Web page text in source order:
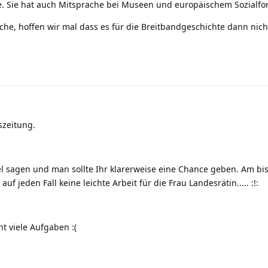
Sie hat auch Mitsprache bei Museen und europäischem
hoffen wir mal dass es für die Breitbandgeschichte dann
sagen und man sollte Ihr klarerweise eine Chance geben. Am
jeden Fall keine leichte Arbeit für die Frau Landesrätin..... :!:
viele Aufgaben :(